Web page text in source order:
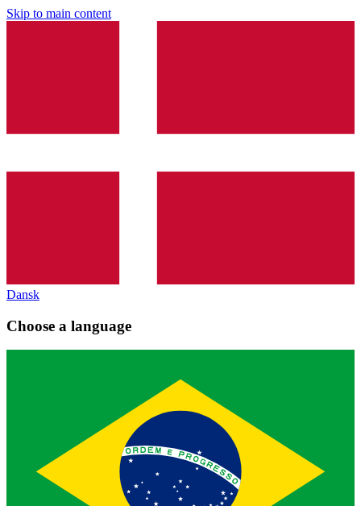
Skip to main content
Dansk
Choose a language